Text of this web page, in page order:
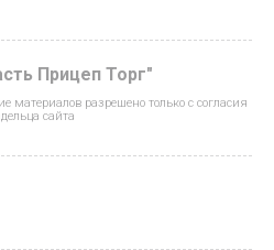
Прицеп Торг"
материалов разрешено только с согласия
сайта